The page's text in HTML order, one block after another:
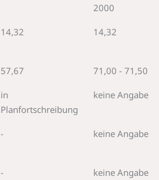
2000
14,32 14,32
57,67 71,00 - 71,50
in
Planfortschreibung
keine Angabe
- keine Angabe
- keine Angabe